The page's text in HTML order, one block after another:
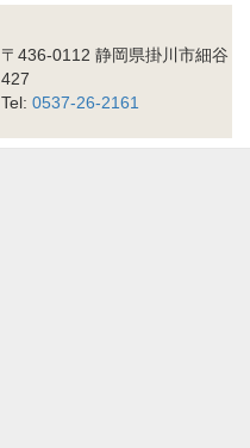
〒436-0112 静岡県掛川市細谷
427
Tel: 0537-26-2161